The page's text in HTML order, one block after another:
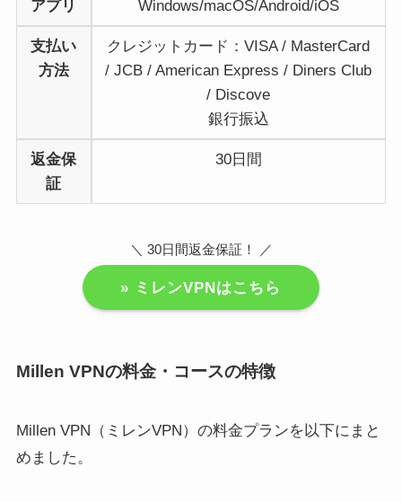
アプリ Windows/macOS/Android/iOS
支払い
方法
クレジットカード：VISA / MasterCard
/ JCB / American Express / Diners Club
/ Discove
銀行振込
返金保
証
30日間
＼ 30日間返金保証！ ／
» ミレンVPNはこちら
Millen VPNの料金・コースの特徴
Millen VPN（ミレンVPN）の料金プランを以下にまと
めました。